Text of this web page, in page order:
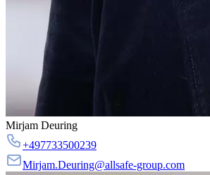
Mirjam Deuring
+497733500239
Mirjam.Deuring@allsafe-group.com